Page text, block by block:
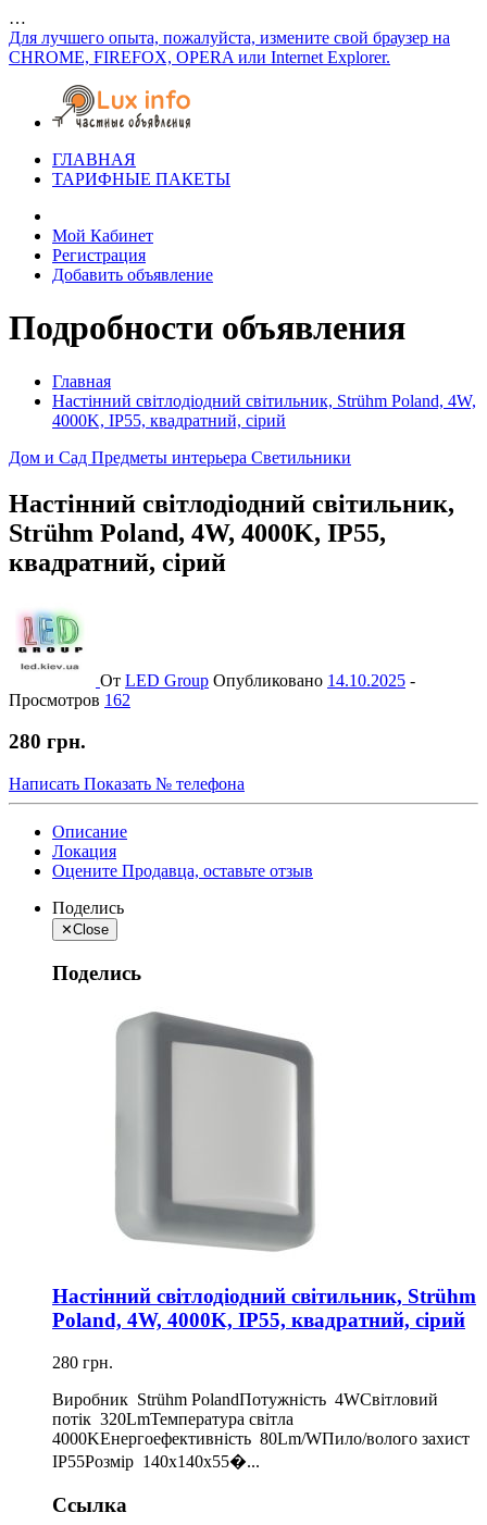
…
Для лучшего опыта, пожалуйста, измените свой браузер на
CHROME, FIREFOX, OPERA или Internet Explorer.
ГЛАВНАЯ
ТАРИФНЫЕ ПАКЕТЫ
Мой Кабинет
Регистрация
Добавить объявление
Подробности объявления
Главная
Настінний світлодіодний світильник, Strühm Poland, 4W,
4000K, IP55, квадратний, сірий
Дом и Сад Предметы интерьера Светильники
Настінний світлодіодний світильник,
Strühm Poland, 4W, 4000K, IP55,
квадратний, сірий
От LED Group Опубликовано 14.10.2025 -
Просмотров 162
280 грн.
Написать Показать № телефона
Описание
Локация
Оцените Продавца, оставьте отзыв
Поделись
✕Close
Поделись
Настінний світлодіодний світильник, Strühm
Poland, 4W, 4000K, IP55, квадратний, сірий
280 грн.
Виробник Strühm PolandПотужність 4WСвітловий
потік 320LmТемпература світла
4000KЕнергоефективність 80Lm/WПило/волого захист
IP55Розмір 140x140x55�...
Ссылка